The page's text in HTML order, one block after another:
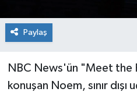
Paylaş
NBC News'ün "Meet the
konuşan Noem, sınır dışı